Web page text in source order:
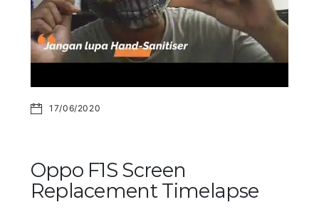
17/06/2020
Oppo F1S Screen
Replacement Timelapse